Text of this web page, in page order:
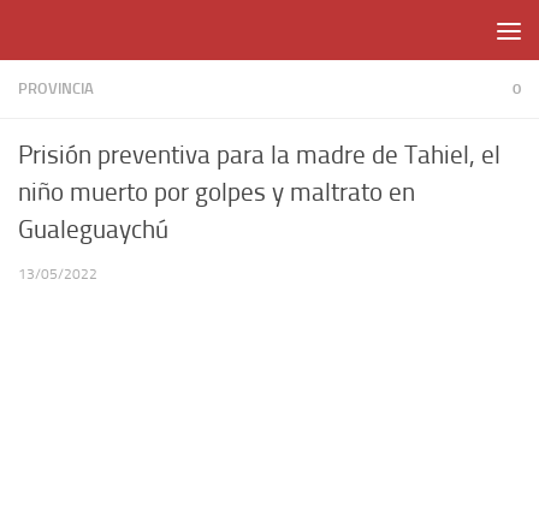
PROVINCIA 0
Prisión preventiva para la madre de Tahiel, el
niño muerto por golpes y maltrato en
Gualeguaychú
13/05/2022